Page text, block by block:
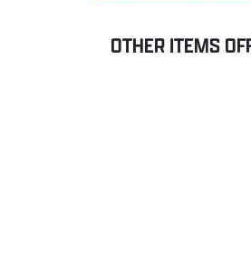
OTHER ITEMS